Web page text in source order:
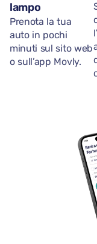
lampo
Prenota la tua
auto in pochi
minuti sul sito web
o sull’app Movly.